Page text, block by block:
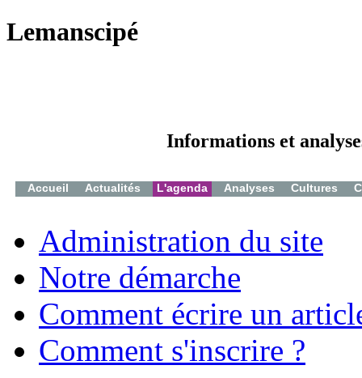
Lemanscipé
Informations et
Accueil Actualités L'agenda Analyses Cultures
Administration du site
Notre démarche
Comment écrire un
Comment s'inscrire ?